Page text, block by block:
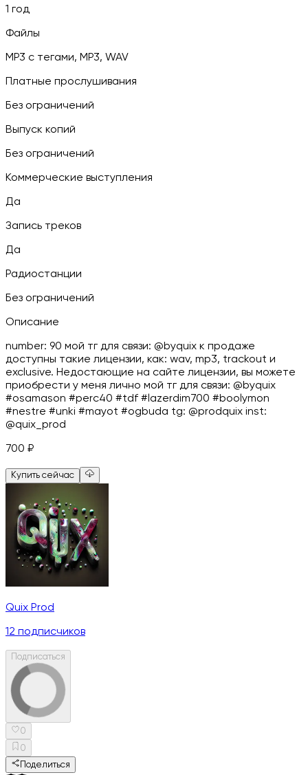
1 год
Файлы
MP3 c тегами, MP3, WAV
Платные прослушивания
Без ограничений
Выпуск копий
Без ограничений
Коммерческие выступления
Да
Запись треков
Да
Радиостанции
Без ограничений
Описание
number: 90 мой тг для связи: @byquix к продаже
доступны такие лицензии, как: wav, mp3, trackout и
exclusive. Недостающие на сайте лицензии, вы можете
приобрести у меня лично мой тг для связи: @byquix
#osamason #perc40 #tdf #lazerdim700 #boolymon
#nestre #unki #mayot #ogbuda tg: @prodquix inst:
@quix_prod
700 ₽
Купить сейчас
Quix Prod
12 подписчиков
Подписаться
0
0
Поделиться